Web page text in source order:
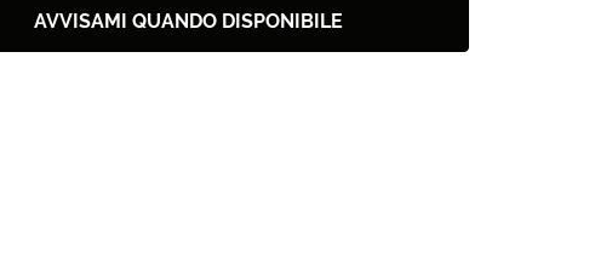
AVVISAMI QUANDO DISPONIBILE